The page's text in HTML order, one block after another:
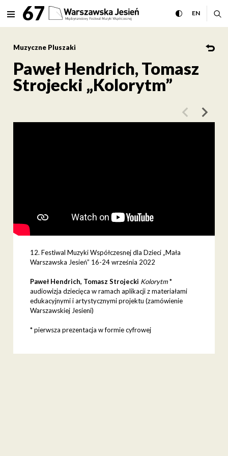
Paweł Hendrich, Tomasz
rozwiń menu
MENU67 przełącz
ENCHANGE
Muzyczne Pluszaki
Paweł Hendrich, Tomasz
Strojecki „Kolorytm”
poprzedni
12. Festiwal Muzyki Współczesnej dla Dzieci „Mała
Warszawska Jesień” 16-24 września 2022
Paweł Hendrich, Tomasz Strojecki Kolorytm*
audiowizja dziecięca w ramach aplikacji z materiałami
edukacyjnymi i artystycznymi projektu (zamówienie
Warszawskiej Jesieni)
* pierwsza prezentacja w formie cyfrowej